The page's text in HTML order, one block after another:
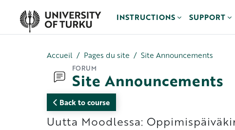
INSTRUCTIONS
SUPPORT
Accueil Pages du site Site Announcements
FORUM
Site Announcements
Back to course
Uutta Moodlessa: